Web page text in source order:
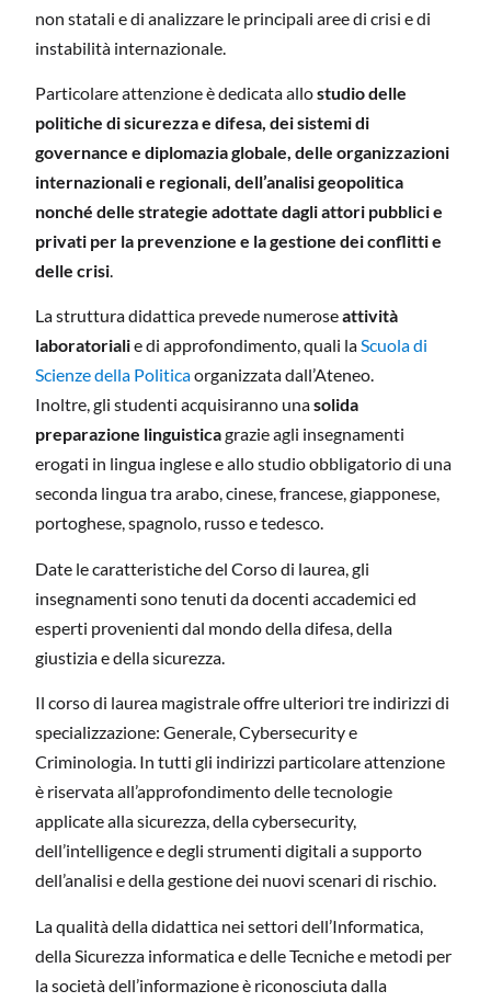
non statali e di analizzare le principali aree di crisi e di
instabilità internazionale.
Particolare attenzione è dedicata allostudio delle
politiche di sicurezza e difesa, dei sistemi di
governance e diplomazia globale, delle organizzazioni
internazionali e regionali, dell’analisi geopolitica
nonché delle strategie adottate dagli attori pubblici e
privati per la prevenzione e la gestione dei conflitti e
delle crisi.
La struttura didattica prevede numeroseattività
laboratorialie di approfondimento, quali laScuola di
Scienze della Politicaorganizzata dall’Ateneo.
Inoltre, gli studenti acquisiranno unasolida
preparazione linguisticagrazie agli insegnamenti
erogati in lingua inglese e allo studio obbligatorio di una
seconda lingua tra arabo, cinese, francese, giapponese,
portoghese, spagnolo, russo e tedesco.
Date le caratteristiche del Corso di laurea, gli
insegnamenti sono tenuti da docenti accademici ed
esperti provenienti dal mondo della difesa, della
giustizia e della sicurezza.
Il corso di laurea magistrale offre ulteriori tre indirizzi di
specializzazione: Generale, Cybersecurity e
Criminologia. In tutti gli indirizzi particolare attenzione
è riservata all’approfondimento delle tecnologie
applicate alla sicurezza, della cybersecurity,
dell’intelligence e degli strumenti digitali a supporto
dell’analisi e della gestione dei nuovi scenari di rischio.
La qualità della didattica nei settori dell’Informatica,
della Sicurezza informatica e delle Tecniche e metodi per
la società dell’informazione è riconosciuta dalla